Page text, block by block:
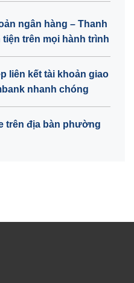
ngân hàng – Thanh
trên mọi hành trình
liên kết tài khoản giao
nhanh chóng
trên địa bàn phường